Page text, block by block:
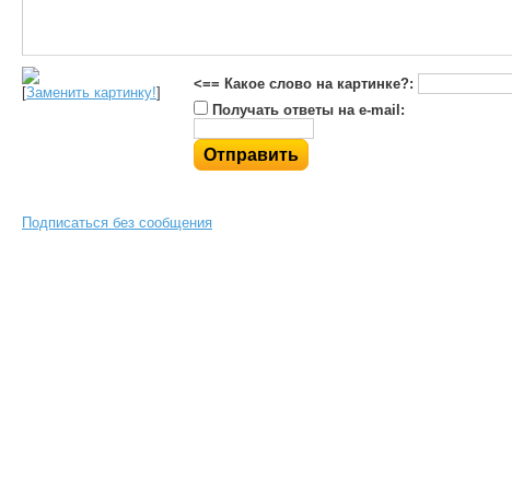
[Заменить картинку!]
<== Какое слово на картинке?:
Получать ответы на e-mail:
Подписаться без сообщения